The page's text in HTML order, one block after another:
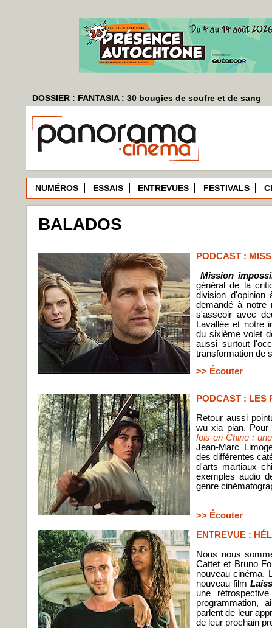
DOSSIER : FANTASIA : 30 bougies de soufre et de sang
NUMÉROS ESSAIS ENTREVUES FESTIVALS
BALADOS
PODCAST :
Mission
général de la
division d'opinion
demandé à notre
s'asseoir avec
Lavallée et notre
du sixième volet
aussi surtout
transformation de
>> Écouter
PODCAST : LES
Retour aussi
wu xia pian.
fois en Chine :
Jean-Marc
des différentes
d'arts martiaux
exemples audio
genre
>> Écouter
ENTREVUE :
Nous nous
Cattet et Bruno
nouveau cinéma.
nouveau film
une
programmation,
parlent de leur
de leur prochain